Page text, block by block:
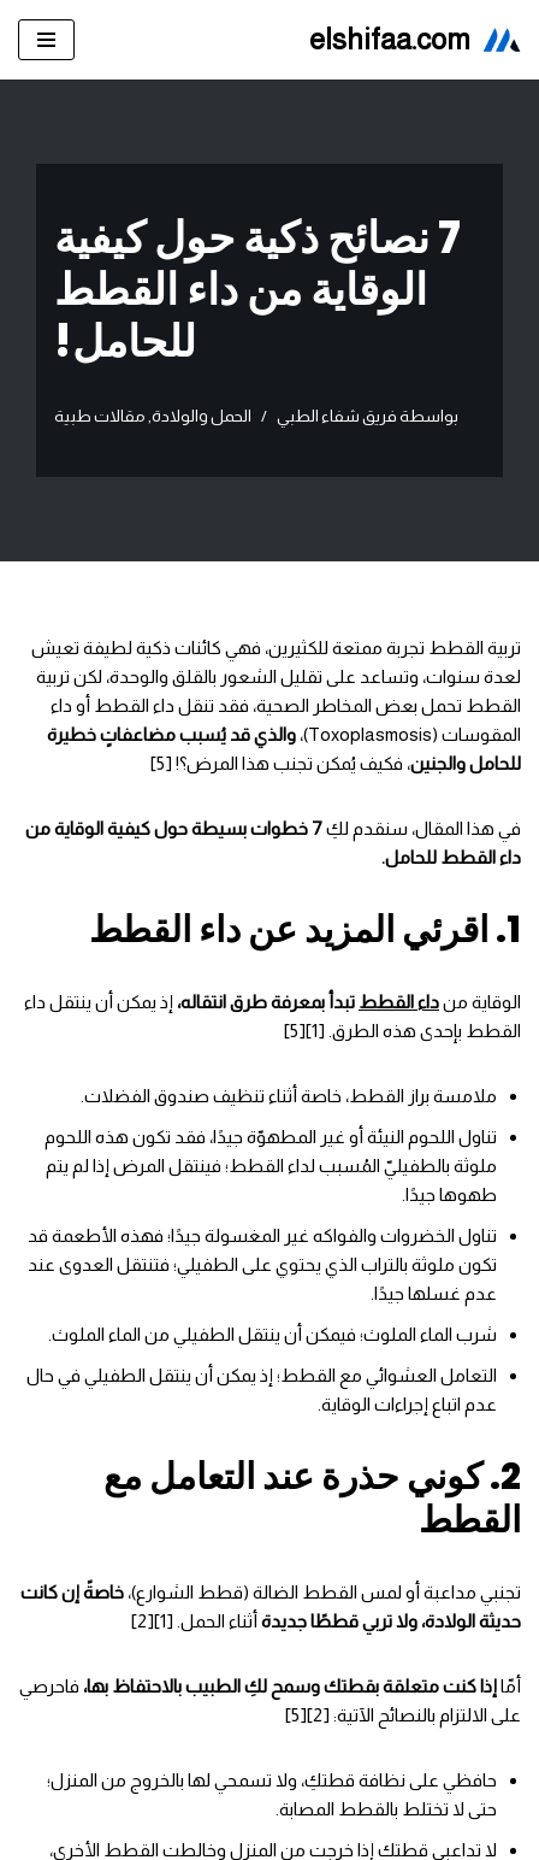
elshifaa.com
7 نصائح ذكية حول كيفية
الوقاية من داء القطط
للحامل!
بواسطة فريق شفاء الطبي الحمل والولادة, مقالات طبية
تربية القطط تجربة ممتعة للكثيرين، فهي كائنات ذكية لطيفة تعيش
لعدة سنوات، وتساعد على تقليل الشعور بالقلق والوحدة، لكن تربية
القطط تحمل بعض المخاطر الصحية، فقد تنقل داء القطط أو داء
المقوسات (Toxoplasmosis)،
والذي قد يُسبب مضاعفاتٍ خطيرة
للحامل والجنين، فكيف يُمكن تجنب هذا المرض؟! [5]
في هذا المقال، سنقدم لكِ
7 خطوات بسيطة حول كيفية الوقاية من
داء القطط للحامل.
1. اقرئي المزيد عن داء القطط
الوقاية منداء القطط تبدأ بمعرفة طرق انتقاله، إذ يمكن أن ينتقل داء
القطط بإحدى هذه الطرق. [1][5]
ملامسة براز القطط، خاصة أثناء تنظيف صندوق الفضلات.
تناول اللحوم النيئة أو غير المطهوّة جيدًا، فقد تكون هذه اللحوم
ملوثة بالطفيليّ المُسبب لداء القطط؛ فينتقل المرض إذا لم يتم
طهوها جيدًا.
تناول الخضروات والفواكه غير المغسولة جيدًا؛ فهذه الأطعمة قد
تكون ملوثة بالتراب الذي يحتوي على الطفيلي؛ فتنتقل العدوى عند
عدم غسلها جيدًا.
شرب الماء الملوث؛ فيمكن أن ينتقل الطفيلي من الماء الملوث.
التعامل العشوائي مع القطط؛ إذ يمكن أن ينتقل الطفيلي في حال
عدم اتباع إجراءات الوقاية.
2. كوني حذرة عند التعامل مع
القطط
تجنبي مداعبة أو لمس القطط الضالة (قطط الشوارع)، خاصةً إن كانت
حديثة الولادة، ولا تربي قططًا جديدة أثناء الحمل. [1][2]
أمّاإذا كنت متعلقة بقطتك وسمح لكِ الطبيب بالاحتفاظ بها، فاحرصي
على الالتزام بالنصائح الآتية: [2][5]
حافظي على نظافة قطتكِ، ولا تسمحي لها بالخروج من المنزل؛
حتى لا تختلط بالقطط المصابة.
لا تداعبي قطتك إذا خرجت من المنزل وخالطت القطط الأخرى،